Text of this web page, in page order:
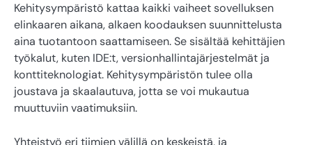
Kehitysympäristö kattaa kaikki vaiheet sovelluksen
elinkaaren aikana, alkaen koodauksen suunnittelusta
aina tuotantoon saattamiseen. Se sisältää kehittäjien
työkalut, kuten IDE:t, versionhallintajärjestelmät ja
konttiteknologiat. Kehitysympäristön tulee olla
joustava ja skaalautuva, jotta se voi mukautua
muuttuviin vaatimuksiin.
Yhteistyö eri tiimien välillä on keskeistä, ja